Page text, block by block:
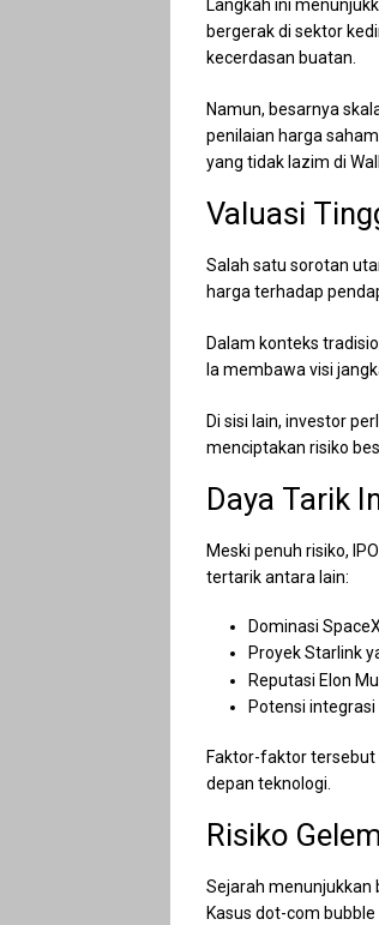
Langkah ini
bergerak di sektor
kecerdasan buatan.
Namun, besarnya
penilaian harga
yang tidak lazim di
Valuasi
Salah satu sorotan
harga terhadap
Dalam konteks
Ia membawa visi
Di sisi lain, investor
menciptakan risiko
Daya Tarik
Meski penuh risiko,
tertarik antara lain:
Dominasi
Proyek Starlink
Reputasi Elon
Potensi integrasi
Faktor-faktor tersebut
depan teknologi.
Risiko
Sejarah menunjukkan
Kasus dot-com